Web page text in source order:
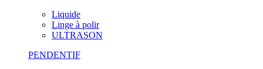
Liquide
Linge à polir
ULTRASON
PENDENTIF